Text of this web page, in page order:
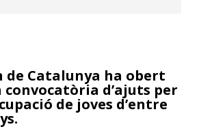
de Catalunya ha obert
convocatòria d’ajuts per
de joves d’entre